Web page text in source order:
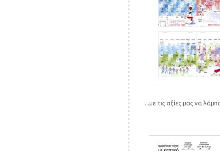
...με τις αξίες μας να